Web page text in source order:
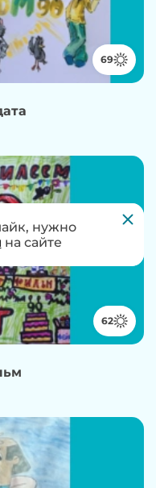
69
62
работу, нужно
на сайте
нужно
на сайте